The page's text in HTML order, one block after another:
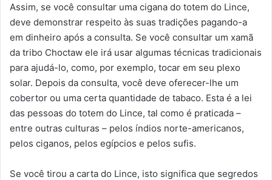
Assim, se você consultar uma cigana do totem do Lince,
deve demonstrar respeito às suas tradições pagando-a
em dinheiro após a consulta. Se você consultar um xamã
da tribo Choctaw ele irá usar algumas técnicas tradicionais
para ajudá-lo, como, por exemplo, tocar em seu plexo
solar. Depois da consulta, você deve oferecer-lhe um
cobertor ou uma certa quantidade de tabaco. Esta é a lei
das pessoas do totem do Lince, tal como é praticada –
entre outras culturas – pelos índios norte-americanos,
pelos ciganos, pelos egípcios e pelos sufis.
Se você tirou a carta do Lince, isto significa que segredos